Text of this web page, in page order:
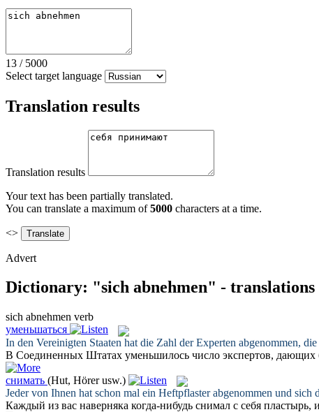
13 / 5000
Select target language
Translation results
Translation results
Your text has been partially translated.
You can translate a maximum of5000 characters at a time.
<>
Advert
Dictionary: "sich abnehmen" - translations
sich abnehmen verb
уменьшаться
In den Vereinigten Staaten hat die Zahl der Experten abgenommen,
В Соединенных Штатах уменьшилось число экспертов,
снимать (Hut, Hörer usw.)
Jeder von Ihnen hat schon mal ein Heftpflasterabgenommen und sich
Каждый из вас наверняка когда-нибудь снимал с себя пластырь,